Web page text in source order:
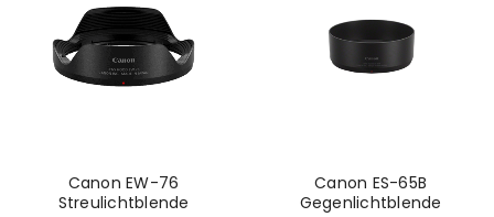
Canon EW-76
Streulichtblende
Canon ES-65B
Gegenlichtblende